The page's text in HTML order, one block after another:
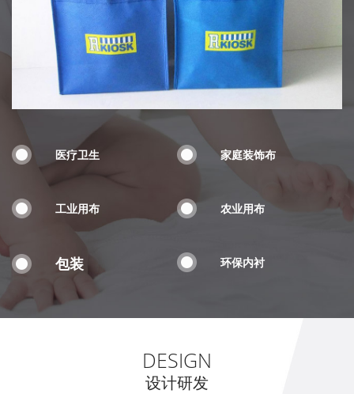
医疗卫生 家庭装饰布
工业用布 农业用布
包装 环保内衬
DESIGN
设计研发